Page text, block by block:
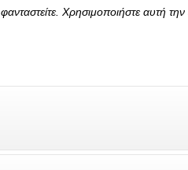
Χρησιμοποιήστε αυτή